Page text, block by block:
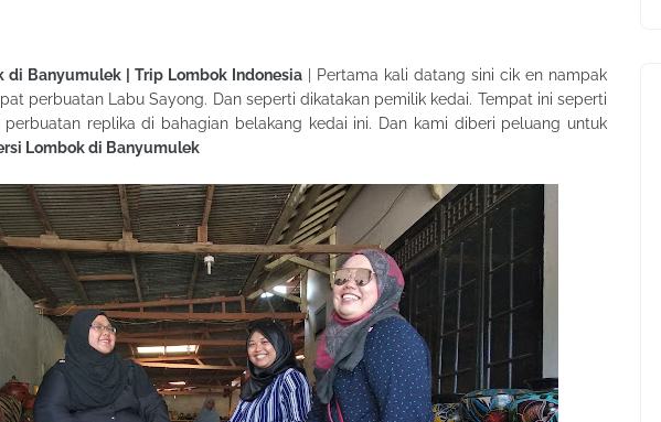
di Banyumulek | Trip Lombok Indonesia | Pertama kali datang sini cik en nampak
perbuatan Labu Sayong. Dan seperti dikatakan pemilik kedai. Tempat ini seperti
perbuatan replika di bahagian belakang kedai ini. Dan kami diberi peluang untuk
Lombok di Banyumulek